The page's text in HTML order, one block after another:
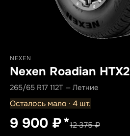
NEXEN
Nexen Roadian HTX2
265/65 R17 112T — Летние
Осталось мало · 4 шт.
9 900 ₽*12 375 ₽